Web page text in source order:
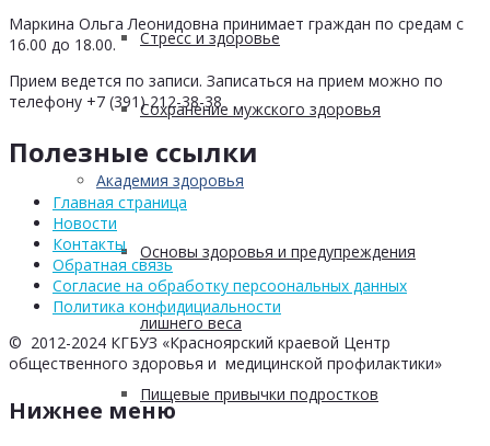
Стресс и здоровье
Сохранение мужского здоровья
Академия здоровья
Основы здоровья и предупреждения
лишнего веса
Пищевые привычки подростков
Маркина Ольга Леонидовна принимает граждан по средам с
16.00 до 18.00.
Прием ведется по записи. Записаться на прием можно по
телефону +7 (391) 212-38-38
Полезные ссылки
Главная страница
Новости
Контакты
Обратная связь
Согласие на обработку персоональных данных
Политика конфидициальности
© 2012-2024 КГБУЗ «Красноярский краевой Центр
общественного здоровья и медицинской профилактики»
Нижнее меню